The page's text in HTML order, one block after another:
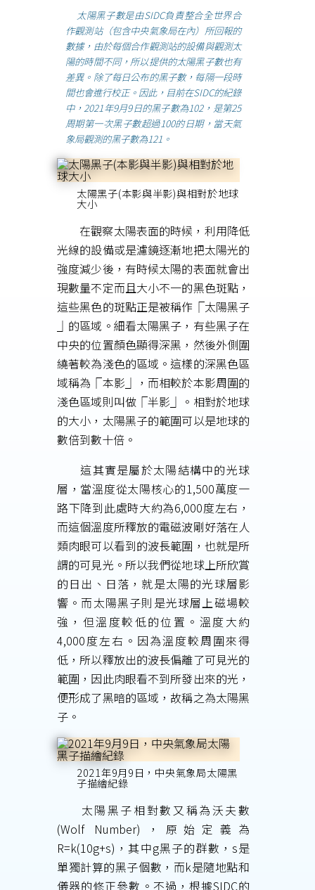
太陽黑子數是由SIDC負責整合全世界合
作觀測站（包含中央氣象局在內）所回報的
數據，由於每個合作觀測站的設備與觀測太
陽的時間不同，所以提供的太陽黑子數也有
差異。除了每日公布的黑子數，每隔一段時
間也會進行校正。因此，目前在SIDC的紀錄
中，2021年9月9日的黑子數為102，是第25
周期第一次黑子數超過100的日期，當天氣
象局觀測的黑子數為121。
太陽黑子(本影與半影)與相對於地球
大小
在觀察太陽表面的時候，利用降低
光線的設備或是濾鏡逐漸地把太陽光的
強度減少後，有時候太陽的表面就會出
現數量不定而且大小不一的黑色斑點，
這些黑色的斑點正是被稱作⎾太陽黑子
⏌的區域。細看太陽黑子，有些黑子在
中央的位置顏色顯得深黑，然後外側圍
繞著較為淺色的區域。這樣的深黑色區
域稱為⎾本影⏌，而相較於本影周圍的
淺色區域則叫做⎾半影⏌。相對於地球
的大小，太陽黑子的範圍可以是地球的
數倍到數十倍。
這其實是屬於太陽結構中的光球
層，當溫度從太陽核心的1,500萬度一
路下降到此處時大約為6,000度左右，
而這個溫度所釋放的電磁波剛好落在人
類肉眼可以看到的波長範圍，也就是所
謂的可見光。所以我們從地球上所欣賞
的日出、日落，就是太陽的光球層影
響。而太陽黑子則是光球層上磁場較
強，但溫度較低的位置。溫度大約
4,000度左右。因為溫度較周圍來得
低，所以釋放出的波長偏離了可見光的
範圍，因此肉眼看不到所發出來的光，
便形成了黑暗的區域，故稱之為太陽黑
子。
2021年9月9日，中央氣象局太陽黑
子描繪紀錄
太陽黑子相對數又稱為沃夫數
(Wolf Number)，原始定義為
R=k(10g+s)，其中g黑子的群數，s是
單獨計算的黑子個數，而k是隨地點和
儀器的修正參數。不過，根據SIDC的